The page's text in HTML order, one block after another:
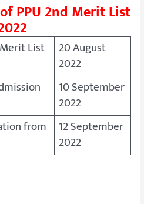
PPU 2nd Merit List
List
20 August
2022
10 September
2022
from
12 September
2022